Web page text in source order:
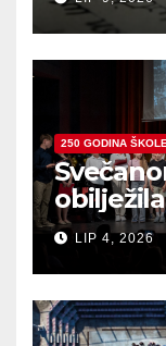
250 GODINA ŠKOLE
LIP 4, 2026